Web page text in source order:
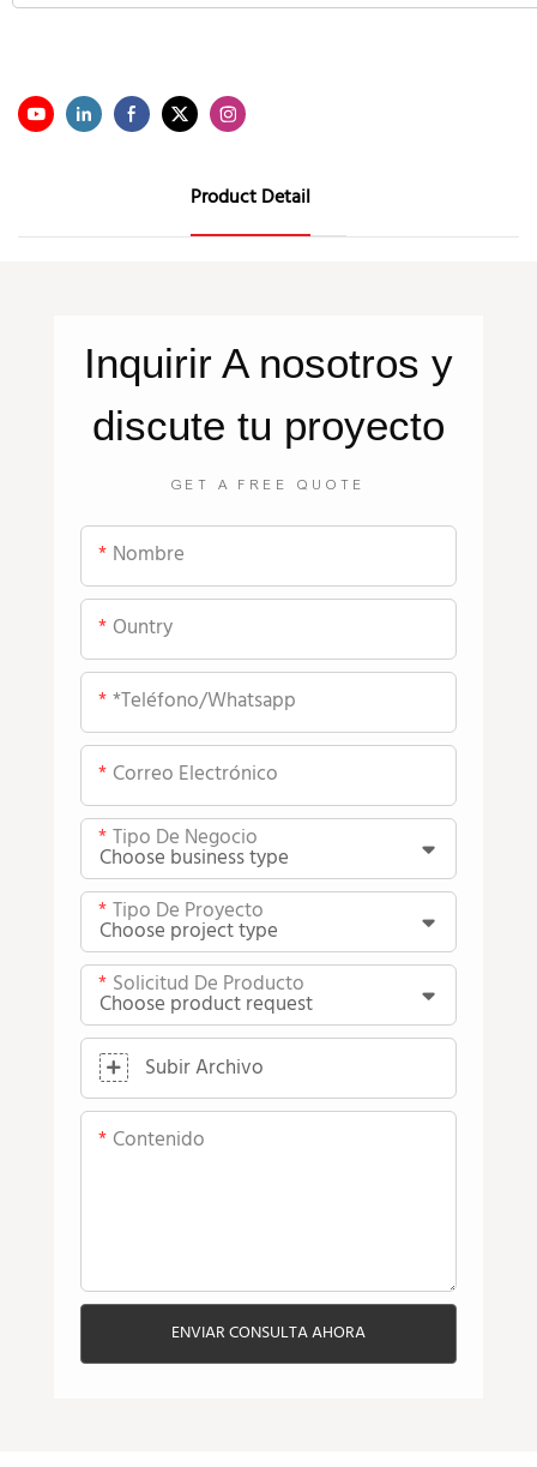
Product Detail
Inquirir A nosotros y
discute tu proyecto
GET A FREE QUOTE
Nombre
Ountry
*teléfono/whatsapp
Correo Electrónico
Tipo De Negocio
Tipo De Proyecto
Solicitud De Producto
Subir Archivo
Contenido
ENVIAR CONSULTA AHORA